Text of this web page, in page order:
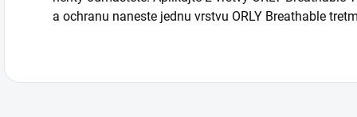
a ochranu naneste jednu vrstvu ORLY Breathable